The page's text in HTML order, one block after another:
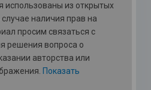
использованы из открытых
наличия прав на
просим связаться с
решения вопроса о
авторства или
Показать